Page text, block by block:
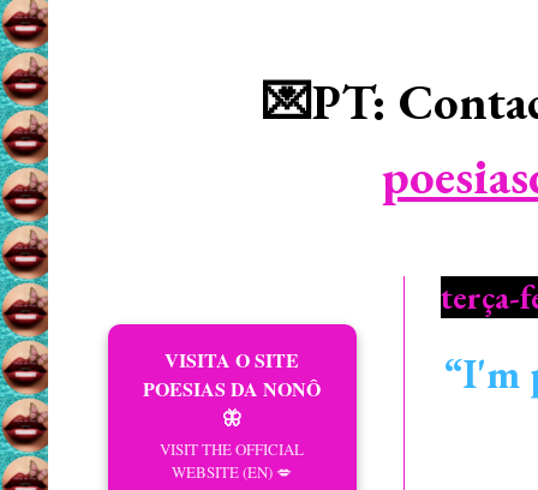
💌PT:
terça-
“I'm
VISITA O SITE
POESIAS DA NONÔ
🦋
VISIT THE OFFICIAL
WEBSITE (EN) 💋